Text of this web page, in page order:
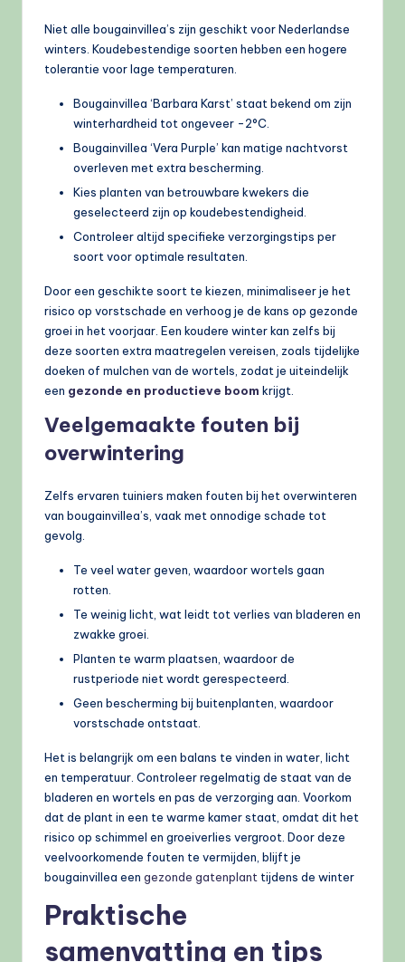
Niet alle bougainvillea’s zijn geschikt voor Nederlandse
winters. Koudebestendige soorten hebben een hogere
tolerantie voor lage temperaturen.
Bougainvillea ‘Barbara Karst’ staat bekend om zijn
winterhardheid tot ongeveer -2°C.
Bougainvillea ‘Vera Purple’ kan matige nachtvorst
overleven met extra bescherming.
Kies planten van betrouwbare kwekers die
geselecteerd zijn op koudebestendigheid.
Controleer altijd specifieke verzorgingstips per
soort voor optimale resultaten.
Door een geschikte soort te kiezen, minimaliseer je het
risico op vorstschade en verhoog je de kans op gezonde
groei in het voorjaar. Een koudere winter kan zelfs bij
deze soorten extra maatregelen vereisen, zoals tijdelijke
doeken of mulchen van de wortels, zodat je uiteindelijk
een gezonde en productieve boom krijgt.
Veelgemaakte fouten bij
overwintering
Zelfs ervaren tuiniers maken fouten bij het overwinteren
van bougainvillea’s, vaak met onnodige schade tot
gevolg.
Te veel water geven, waardoor wortels gaan
rotten.
Te weinig licht, wat leidt tot verlies van bladeren en
zwakke groei.
Planten te warm plaatsen, waardoor de
rustperiode niet wordt gerespecteerd.
Geen bescherming bij buitenplanten, waardoor
vorstschade ontstaat.
Het is belangrijk om een balans te vinden in water, licht
en temperatuur. Controleer regelmatig de staat van de
bladeren en wortels en pas de verzorging aan. Voorkom
dat de plant in een te warme kamer staat, omdat dit het
risico op schimmel en groeiverlies vergroot. Door deze
veelvoorkomende fouten te vermijden, blijft je
bougainvillea een gezonde gatenplant tijdens de winter
Praktische
samenvatting en tips